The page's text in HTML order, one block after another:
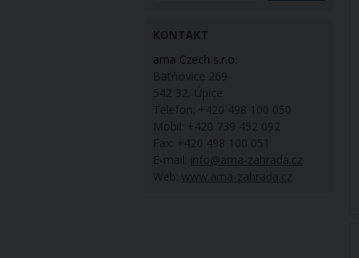
KONTAKT
ama Czech s.r.o.
Batňovice 269
542 32, Úpice
Telefon: +420 498 100 050
Mobil: +420 739 452 092
Fax: +420 498 100 051
E-mail: info@ama-zahrada.cz
Web:
www.ama-zahrada.cz